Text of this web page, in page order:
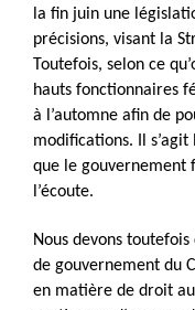
la fin juin une
précisions, visant la
Toutefois, selon ce
hauts fonctionnaires
à l’automne afin de
modifications. Il
que le gouvernement
l’écoute.
Nous devons
de gouvernement du
en matière de droit